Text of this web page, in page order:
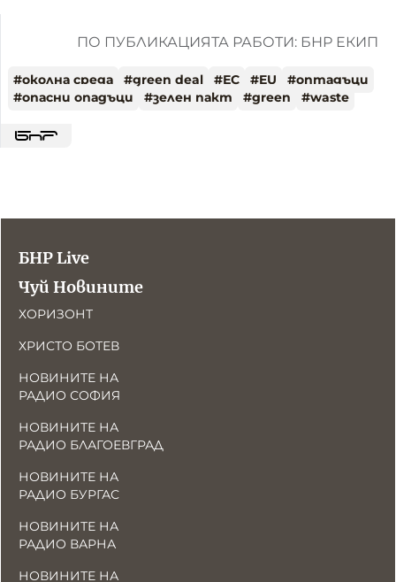
ПО ПУБЛИКАЦИЯТА РАБОТИ: БНР ЕКИП
#околна среда #green deal #ЕС #EU #оптадъци
#опасни опадъци #зелен пакт #green #waste
БНР Live
Чуй Новините
ХОРИЗОНТ
ХРИСТО БОТЕВ
НОВИНИТЕ НА
РАДИО СОФИЯ
НОВИНИТЕ НА
РАДИО БЛАГОЕВГРАД
НОВИНИТЕ НА
РАДИО БУРГАС
НОВИНИТЕ НА
РАДИО ВАРНА
НОВИНИТЕ НА